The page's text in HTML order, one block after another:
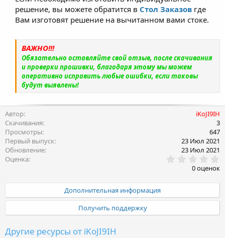
условий эксплуатации и типа
используемого топлива.
решение, вы можете обратится в Стол Заказов где
Вам изготовят решение на вычитанном вами стоке.
ВАЖНО!!!
Обязательно оставляйте свой отзыв, после скачивания
и проверки прошивки, благодаря этому мы можем
оперативно исправить любые ошибки, если таковы
будут выявлены!
Автор
iKoJI9IH
Скачивания
3
Просмотры
647
Первый выпуск
23 Июл 2021
Обновление
23 Июл 2021
Оценка
.
0
0
в
ё
0 оценок
Дополнительная информация
Получить поддержку
Другие ресурсы от iKoJI9IH